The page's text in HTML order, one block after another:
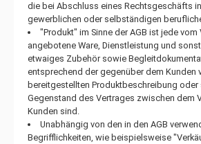
die bei Abschluss eines Rechtsgeschäfts
gewerblichen oder selbständigen
"Produkt" im Sinne der AGB ist jede vom
angebotene Ware, Dienstleistung und
etwaiges Zubehör sowie
entsprechend der gegenüber dem Kunden
bereitgestellten Produktbeschreibung
Gegenstand des Vertrages zwischen dem
Kunden sind.
Unabhängig von den in den AGB
Begrifflichkeiten, wie beispielsweise